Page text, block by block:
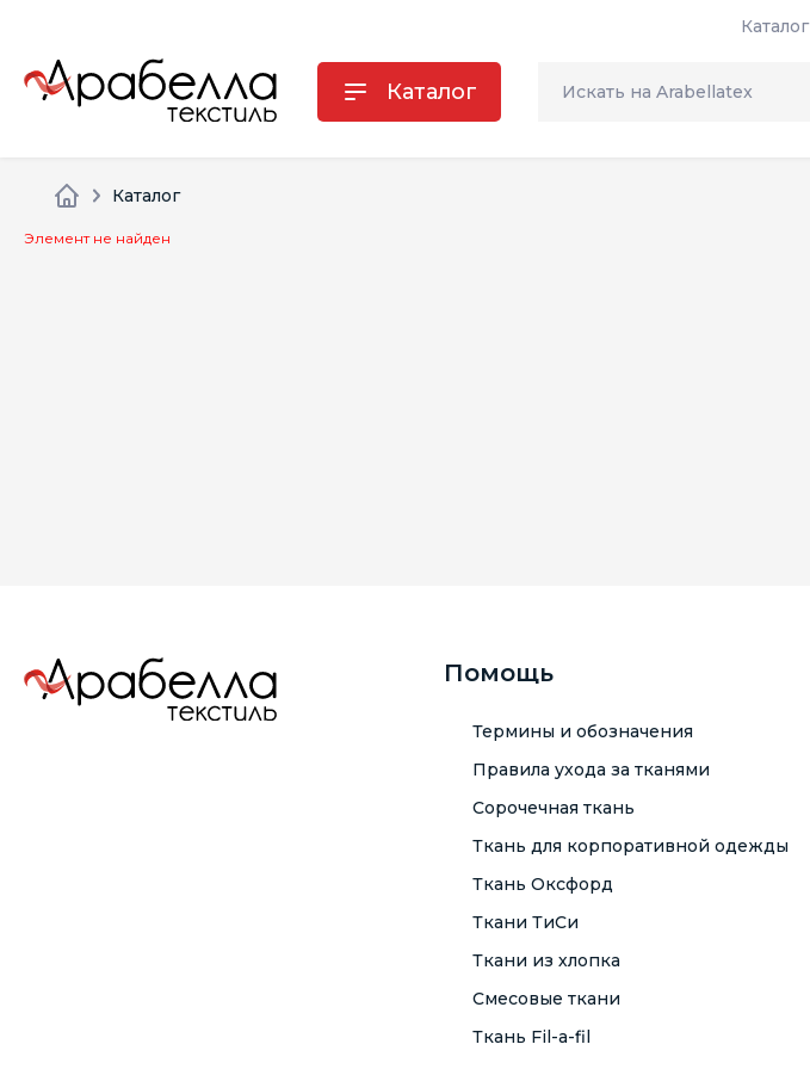
Каталог
Каталог
Каталог
Элемент не найден
Помощь
Термины и обозначения
Правила ухода за тканями
Сорочечная ткань
Ткань для корпоративной одежды
Ткань Оксфорд
Ткани ТиСи
Ткани из хлопка
Смесовые ткани
Ткань Fil-a-fil